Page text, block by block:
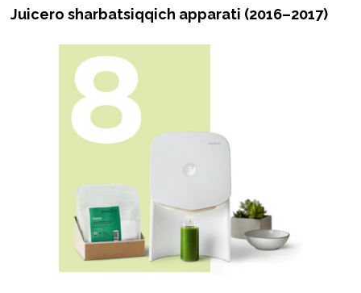
Juicero sharbatsiqqich apparati (2016–2017)